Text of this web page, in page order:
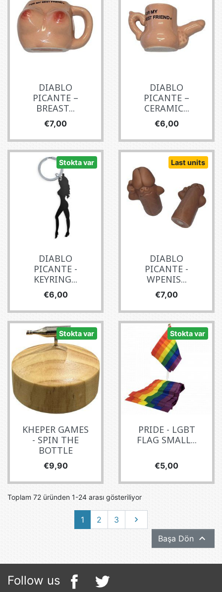
DIABLO
PICANTE –
BREAST...
Fiyat
€7,00
DIABLO
PICANTE –
CERAMIC...
Fiyat
€6,00
Stokta var
DIABLO
PICANTE -
KEYRING...
Fiyat
€6,00
Last units
DIABLO
PICANTE -
WPENIS...
Fiyat
€7,00
Stokta var
KHEPER GAMES
- SPIN THE
BOTTLE
Fiyat
€9,90
Stokta var
PRIDE - LGBT
FLAG SMALL...
Fiyat
€5,00
Toplam 72 üründen 1-24 arası gösteriliyor
1 2 3 Sonraki

Başa Dön 
Follow us